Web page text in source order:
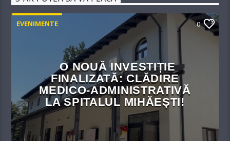
EVENIMENTE 0
O NOUĂ INVESTIȚIE
FINALIZATĂ: CLĂDIRE
MEDICO-ADMINISTRATIVĂ
LA SPITALUL MIHĂEȘTI!​